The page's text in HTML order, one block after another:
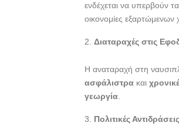
ενδέχεται να υπερβούν τα
οικονομίες εξαρτώμενων
Διαταραχές στις
Η αναταραχή στη
ασφάλιστρα και
γεωργία
Πολιτικές